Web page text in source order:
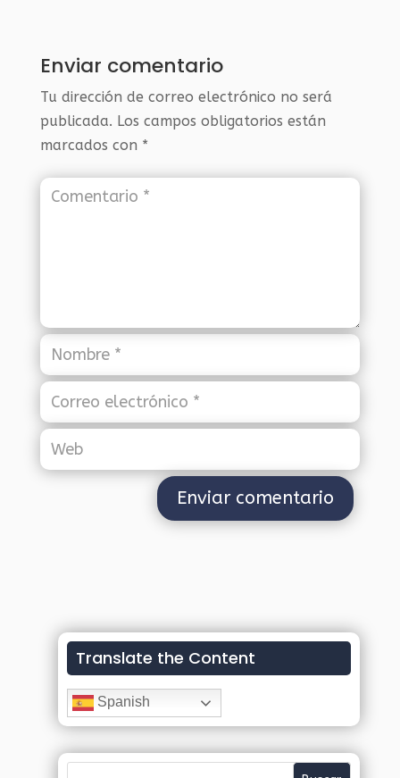
Enviar comentario
Tu dirección de correo electrónico no será
publicada. Los campos obligatorios están
marcados con *
Translate the Content
Spanish